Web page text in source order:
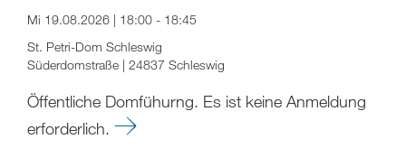
Mi 19.08.2026 | 18:00 - 18:45
St. Petri-Dom Schleswig
Süderdomstraße | 24837 Schleswig
Öffentliche Domfühurng. Es ist keine Anmeldung
erforderlich.